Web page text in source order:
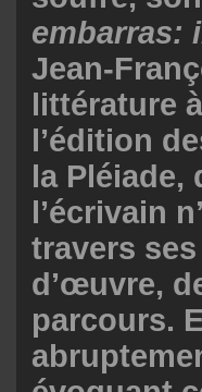
embarras:
Jean-
littérature
l’édition
la Pléiade,
l’écrivain
travers
d’œuvre,
parcours.